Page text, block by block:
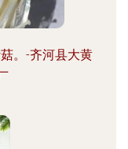
。-齐河县大黄